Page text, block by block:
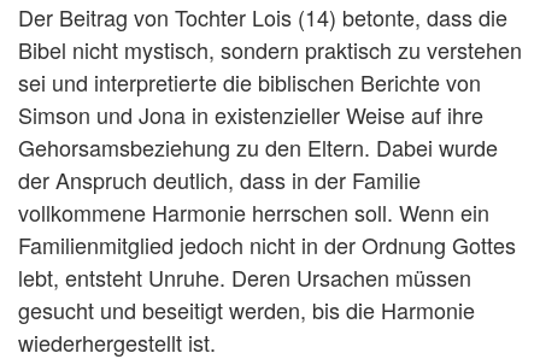
Der Beitrag von Tochter Lois (14) betonte, dass die
Bibel nicht mystisch, sondern praktisch zu verstehen
sei und interpretierte die biblischen Berichte von
Simson und Jona in existenzieller Weise auf ihre
Gehorsamsbeziehung zu den Eltern. Dabei wurde
der Anspruch deutlich, dass in der Familie
vollkommene Harmonie herrschen soll. Wenn ein
Familienmitglied jedoch nicht in der Ordnung Gottes
lebt, entsteht Unruhe. Deren Ursachen müssen
gesucht und beseitigt werden, bis die Harmonie
wiederhergestellt ist.